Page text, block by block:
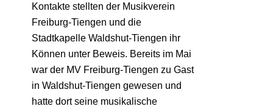
Kontakte stellten der Musikverein
Freiburg-Tiengen und die
Stadtkapelle Waldshut-Tiengen ihr
Können unter Beweis. Bereits im Mai
war der MV Freiburg-Tiengen zu Gast
in Waldshut-Tiengen gewesen und
hatte dort seine musikalische